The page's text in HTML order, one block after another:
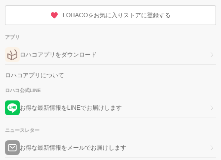
LOHACOをお気に入りストアに登録する
アプリ
ロハコアプリをダウンロード
ロハコアプリについて
ロハコ公式LINE
お得な最新情報をLINEでお届けします
ニュースレター
お得な最新情報をメールでお届けします